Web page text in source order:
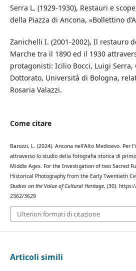
Serra L. (1929-1930), Restauri e
della Piazza di Ancona, «Bollettino
Zanichelli I. (2001-2002), Il restauro
Marche tra il 1890 ed il 1930
protagonisti: Icilio Bocci, Luigi Serra,
Dottorato, Università di Bologna,
Rosaria Valazzi.
Come citare
Barozzi, L. (2024). Ancona nell’Alto Medioevo. Per
attraverso lo studio della fotografia storica di
Middle Ages. For the Investigation of two Sacred
Historical Photography from the Early Twentieth
Studies on the Value of Cultural Heritage, (30).
2362/3629
Ulteriori formati di citazione
Articoli simili